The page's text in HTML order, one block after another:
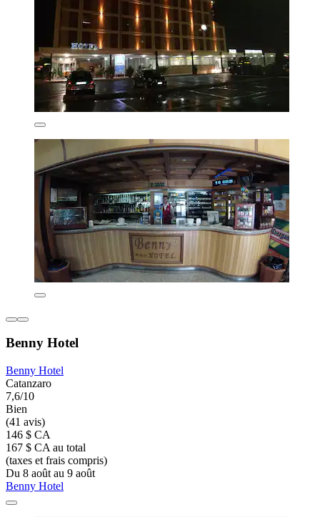
Benny Hotel
Benny Hotel
Catanzaro
7,6/10
Bien
(41 avis)
146 $ CA
167 $ CA au total
(taxes et frais compris)
Du 8 août au 9 août
Benny Hotel